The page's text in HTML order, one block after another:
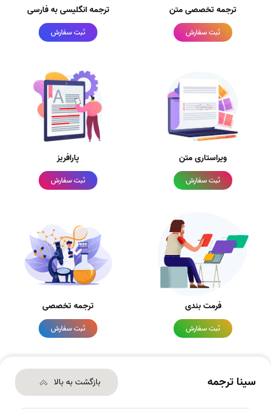
ترجمه تخصصی متن
ثبت سفارش
ترجمه انگلیسی به فارسی
ثبت سفارش
ویراستاری متن
ثبت سفارش
پارافریز
ثبت سفارش
فرمت بندی
ثبت سفارش
ترجمه تخصصی
ثبت سفارش
سینا ترجمه بازگشت به بالا